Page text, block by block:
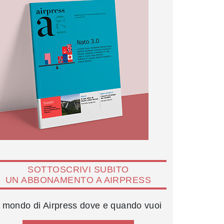
SOTTOSCRIVI SUBITO
UN ABBONAMENTO A AIRPRESS
mondo di Airpress dove e quando vuoi